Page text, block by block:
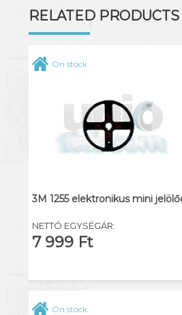
RELATED PRODUCTS
On stock
3M 1255 elektronikus mini
NETTÓ EGYSÉGÁR:
7 999 Ft
On stock